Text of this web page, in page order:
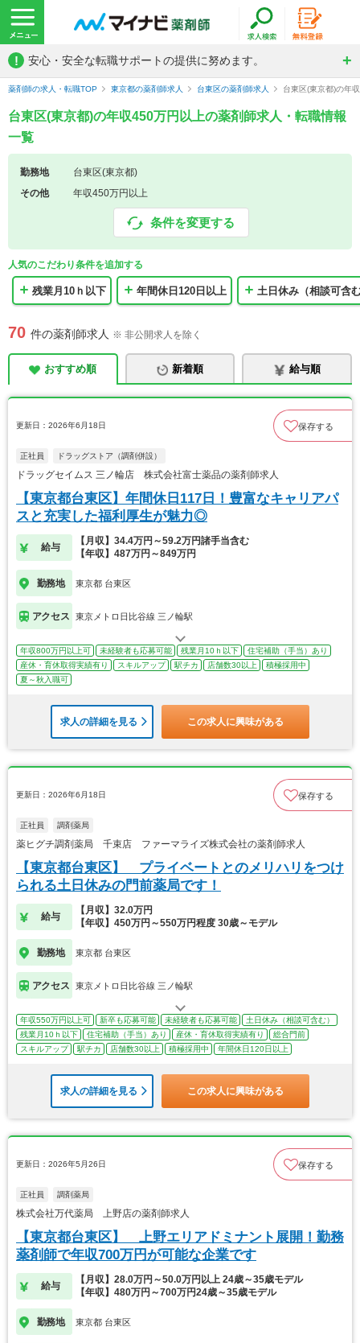
! 安心・安全な転職サポートの提供に努めます。
薬剤師の求人・転職TOP 東京都の薬剤師求人 台東区の薬剤師求人 台東区(東京都)の年
台東区(東京都)の年収450万円以上の薬剤師求人・転職情報
一覧
勤務地
台東区(東京都)
その他
年収450万円以上
条件を変更する
人気のこだわり条件を追加する
残業月10ｈ以下 年間休日120日以上 土日休み（相談可含
70 件の薬剤師求人 ※ 非公開求人を除く
おすすめ順 新着順 給与順
更新日：2026年6月18日 保存する
正社員 ドラッグストア（調剤併設）
ドラッグセイムス 三ノ輪店 株式会社富士薬品の薬剤師求人
【東京都台東区】年間休日117日！豊富なキャリアパ
スと充実した福利厚生が魅力◎
給与
【月収】34.4万円～59.2万円諸手当含む
【年収】487万円～849万円
勤務地 東京都 台東区
アクセス 東京メトロ日比谷線 三ノ輪駅
年収800万円以上可 未経験者も応募可能 残業月10ｈ以下
住宅補助（手当）あり
産休・育休取得実績有り
スキルアップ 駅チカ 店舗数30以上
積極採用中
夏～秋入職可
求人の詳細を見る この求人に興味がある
更新日：2026年6月18日 保存する
正社員 調剤薬局
薬ヒグチ調剤薬局 千束店 ファーマライズ株式会社の薬剤師求人
【東京都台東区】 プライベートとのメリハリをつけ
られる土日休みの門前薬局です！
給与
【月収】32.0万円
【年収】450万円～550万円程度 30歳～モデル
勤務地 東京都 台東区
アクセス 東京メトロ日比谷線 三ノ輪駅
年収550万円以上可 新卒も応募可能 未経験者も応募可能
土日休み（相談可含む）
残業月10ｈ以下
住宅補助（手当）あり 産休・育休取得実績有り
総合門前
スキルアップ
駅チカ 店舗数30以上 積極採用中 年間休日120日以上
求人の詳細を見る この求人に興味がある
更新日：2026年5月26日 保存する
正社員 調剤薬局
株式会社万代薬局 上野店の薬剤師求人
【東京都台東区】 上野エリアドミナント展開！勤務
薬剤師で年収700万円が可能な企業です
給与
【月収】28.0万円～50.0万円以上 24歳～35歳モデル
【年収】480万円～700万円24歳～35歳モデル
勤務地 東京都 台東区